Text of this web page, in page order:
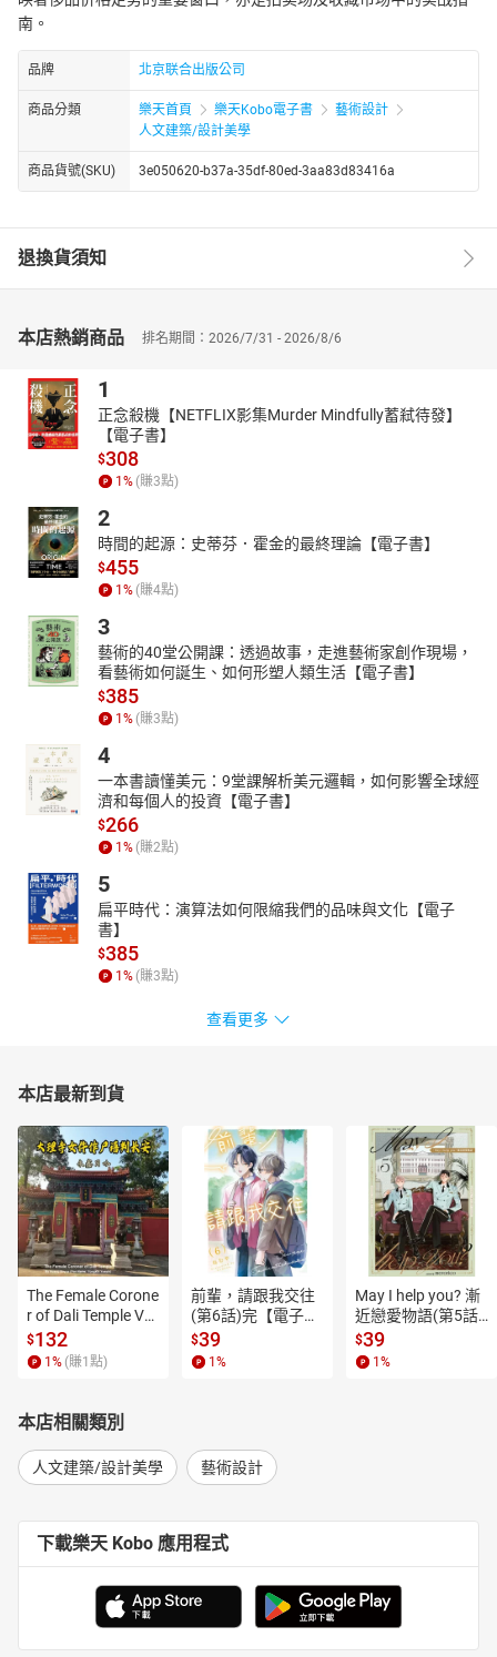
南。
品牌 北京联合出版公司
商品分類 樂天首頁 樂天Kobo電子書
藝術設計
人文建築/設計美學
商品貨號(SKU) 3e050620-b37a-35df-80ed-3aa83d83416a
退換貨須知
本店熱銷商品 排名期間：2026/7/31 - 2026/8/6
1
正念殺機【NETFLIX影集Murder Mindfully蓄弒待發】
【電子書】
$308
1% (賺3點)
2
時間的起源：史蒂芬．霍金的最終理論【電子書】
$455
1% (賺4點)
3
藝術的40堂公開課：透過故事，走進藝術家創作現場，
看藝術如何誕生、如何形塑人類生活【電子書】
$385
1% (賺3點)
4
一本書讀懂美元：9堂課解析美元邏輯，如何影響全球經
濟和每個人的投資【電子書】
$266
1% (賺2點)
5
扁平時代：演算法如何限縮我們的品味與文化【電子
書】
$385
1% (賺3點)
查看更多
本店最新到貨
The Female Corone
r of Dali Temple Vo
l.6【有聲書】
$132
1 % (賺1 點)
前輩，請跟我交往
(第6話)完【電子
書】
$39
1 %
May I help you? 漸
近戀愛物語(第5話)
【電子書】
$39
1 %
本店相關類別
人文建築/設計美學 藝術設計
下載樂天 Kobo 應用程式